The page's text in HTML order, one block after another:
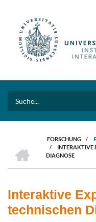
FORSCHUNG /
/
INTERAKTIVE
DIAGNOSE
Interaktive
technischen